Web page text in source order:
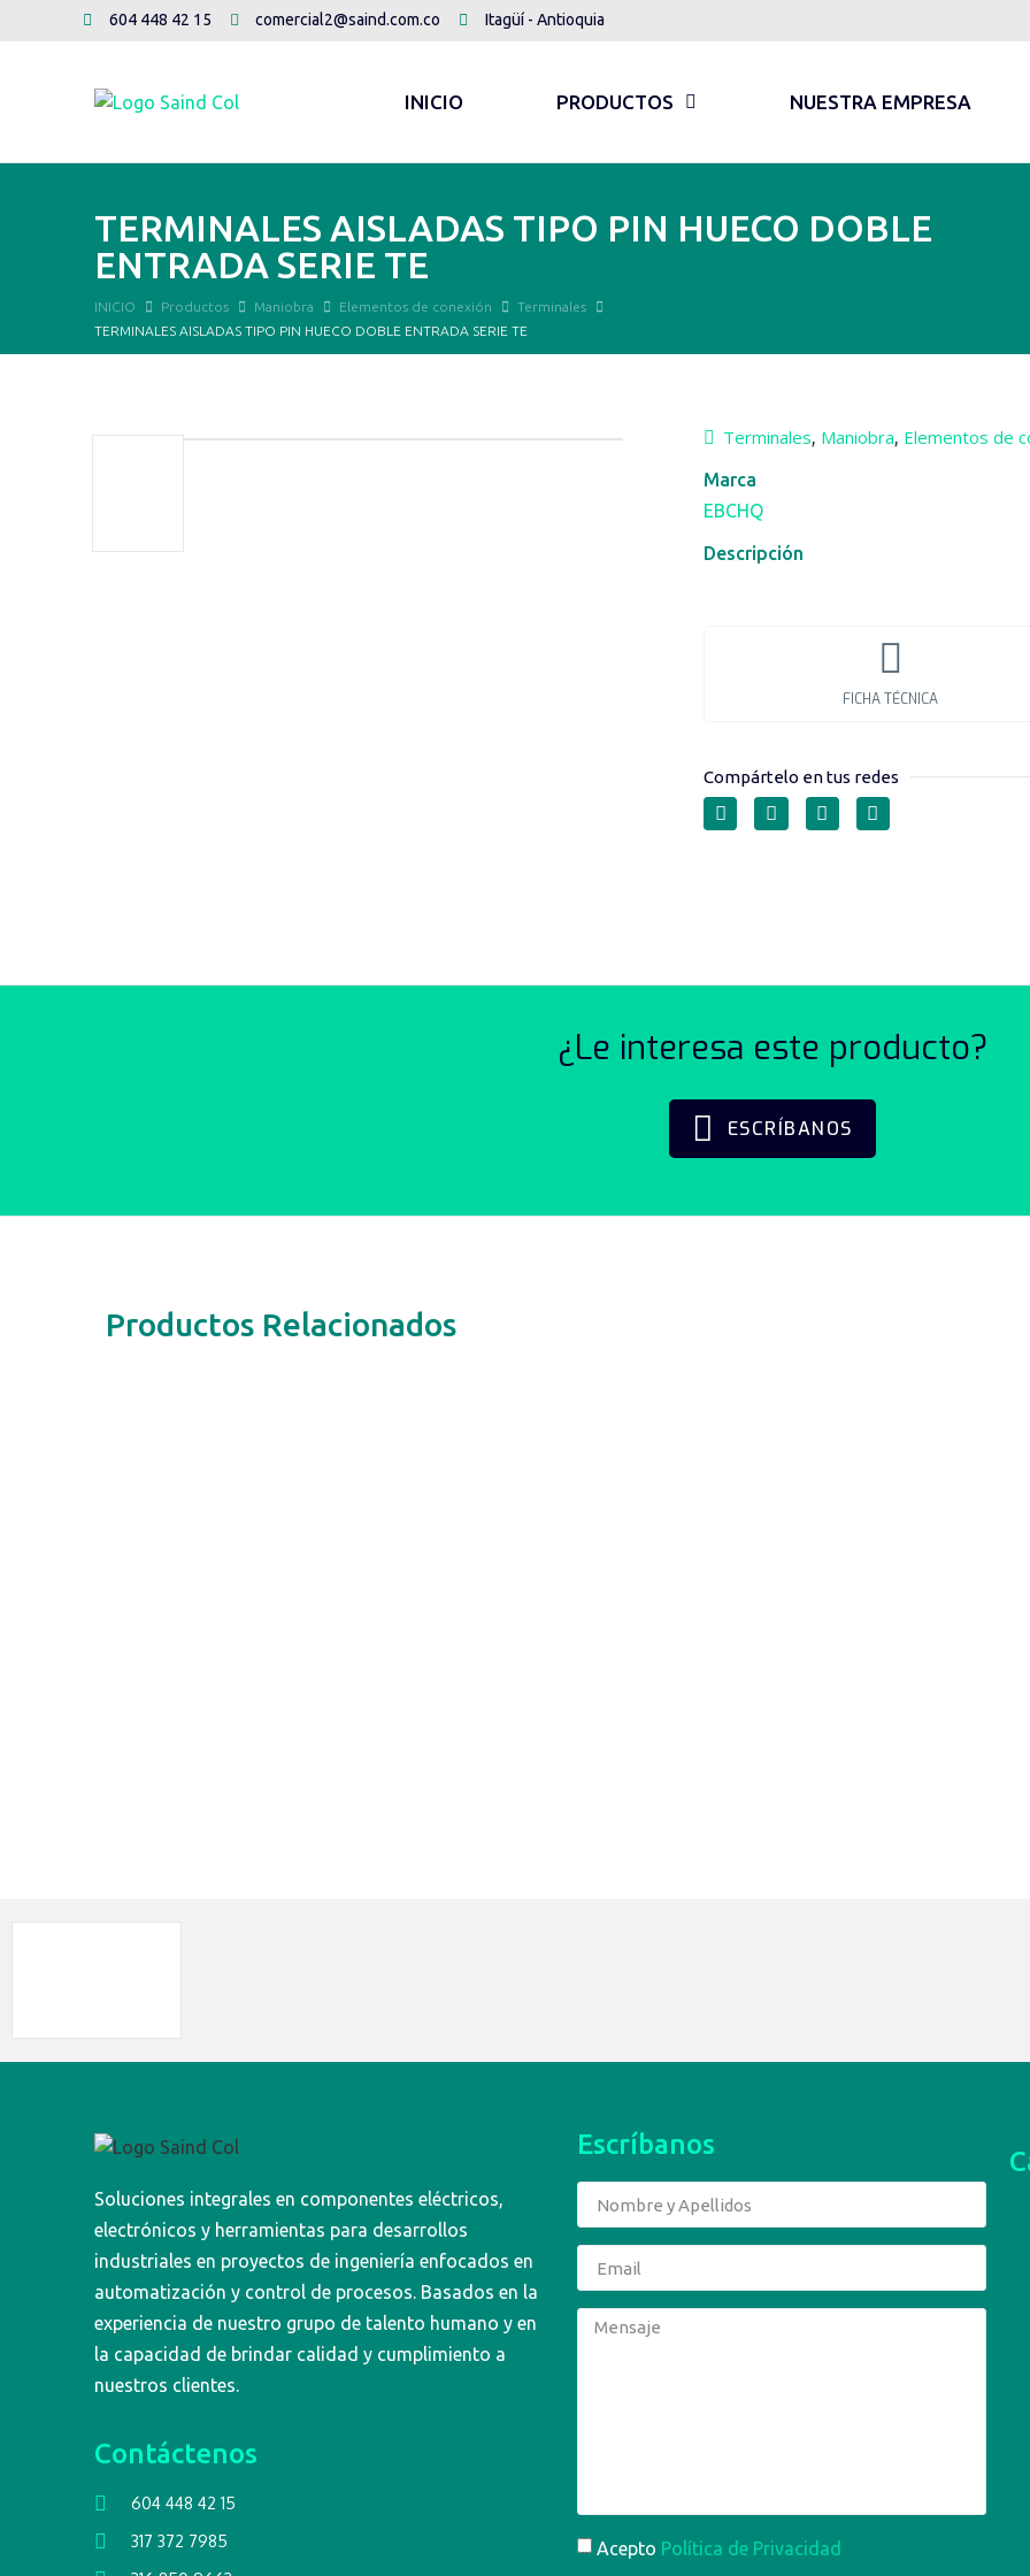
604 448 42 15 comercial2@saind.com.co Itagüí - Antioquia
INICIO PRODUCTOS NUESTRA EMPRESA
TERMINALES AISLADAS TIPO PIN HUECO DOBLE
ENTRADA SERIE TE
INICIO Productos Maniobra Elementos de conexión
Terminales
TERMINALES AISLADAS TIPO PIN HUECO DOBLE ENTRADA SERIE TE
Terminales, Maniobra, Elementos de
Marca
EBCHQ
Descripción
FICHA TÉCNICA
Compártelo en tus redes
¿Le interesa este producto?
ESCRÍBANOS
Productos Relacionados
Soluciones integrales en componentes eléctricos,
electrónicos y herramientas para desarrollos
industriales en proyectos de ingeniería enfocados en
automatización y control de procesos. Basados en la
experiencia de nuestro grupo de talento humano y en
la capacidad de brindar calidad y cumplimiento a
nuestros clientes.
Contáctenos
604 448 42 15
317 372 7985
Escríbanos
Acepto Política de Privacidad